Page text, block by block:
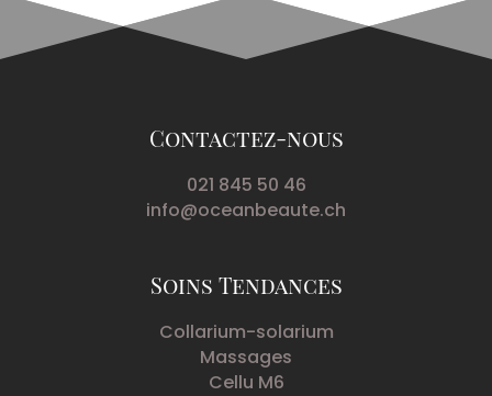
Contactez-nous
021 845 50 46
info@oceanbeaute.ch
Soins Tendances
Collarium-solarium
Massages
Cellu M6